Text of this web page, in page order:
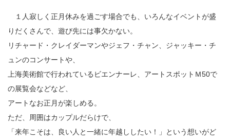
１人寂しく正月休みを過ごす場合でも、いろんなイベントが盛
りだくさんで、遊び先には事欠かない。
リチャード・クレイダーマンやジェフ・チャン、ジャッキー・チ
ュンのコンサートや、
上海美術館で行われているビエンナーレ、アートスポットＭ50で
の展覧会などなど、
アートなお正月が楽しめる。
ただ、周囲はカップルだらけで、
「来年こそは、良い人と一緒に年越ししたい！」という想いがど